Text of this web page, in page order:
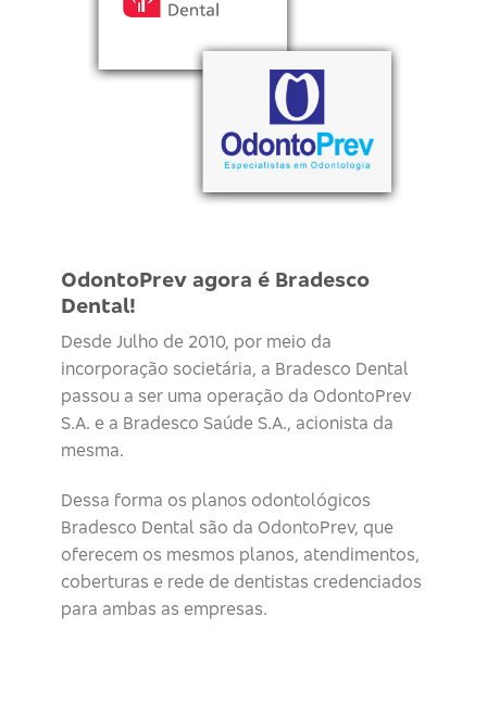
OdontoPrev agora é Bradesco
Dental!
Desde Julho de 2010, por meio da
incorporação societária, a Bradesco Dental
passou a ser uma operação da OdontoPrev
S.A. e a Bradesco Saúde S.A., acionista da
mesma.
Dessa forma os planos odontológicos
Bradesco Dental são da OdontoPrev, que
oferecem os mesmos planos, atendimentos,
coberturas e rede de dentistas credenciados
para ambas as empresas.